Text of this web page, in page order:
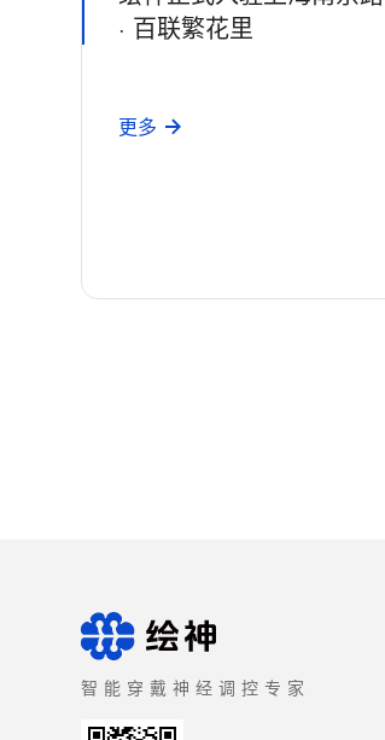
· 百联繁花里
更多
智能穿戴神经调控专家